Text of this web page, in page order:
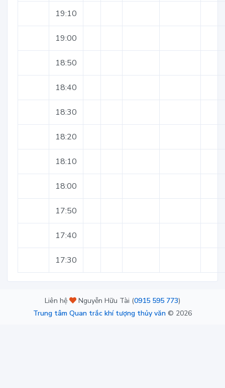
19:10
19:00
18:50
18:40
18:30
18:20
18:10
18:00
17:50
17:40
17:30
Liên hệ Nguyễn Hữu Tài (0915 595 773)
Trung tâm Quan trắc khí tượng thủy văn © 2026